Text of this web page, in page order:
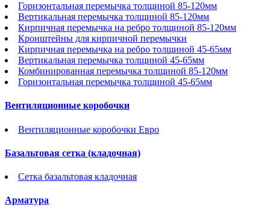
Горизонтальная перемычка толщиной 85-120мм
Вертикальная перемычка толщиной 85-120мм
Кирпичная перемычка на ребро толщиной 85-120мм
Кронштейны для кирпичной перемычки
Кирпичная перемычка на ребро толщиной 45-65мм
Вертикальная перемычка толщиной 45-65мм
Комбинированная перемычка толщиной 85-120мм
Горизонтальная перемычка толщиной 45-65мм
Вентиляционные коробочки
Вентиляционные коробочки Евро
Базальтовая сетка (кладочная)
Сетка базальтовая кладочная
Арматура